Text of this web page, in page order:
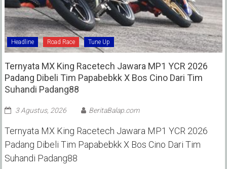
Headline Road Race Tune Up
Ternyata MX King Racetech Jawara MP1 YCR 2026
Padang Dibeli Tim Papabebkk X Bos Cino Dari Tim
Suhandi Padang88
3 Agustus, 2026 BeritaBalap.com
Ternyata MX King Racetech Jawara MP1 YCR 2026
Padang Dibeli Tim Papabebkk X Bos Cino Dari Tim
Suhandi Padang88